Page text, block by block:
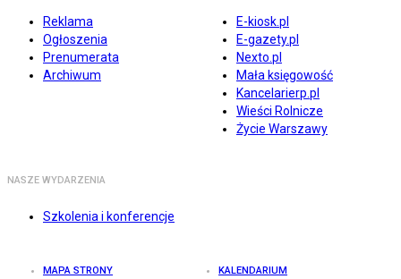
Reklama
Ogłoszenia
Prenumerata
Archiwum
E-kiosk.pl
E-gazety.pl
Nexto.pl
Mała księgowość
Kancelarierp.pl
Wieści Rolnicze
Życie Warszawy
NASZE WYDARZENIA
Szkolenia i konferencje
MAPA STRONY KALENDARIUM